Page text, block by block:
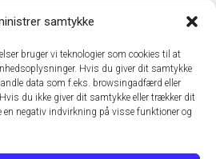
samtykke
bruger vi teknologier som cookies til at
Hvis du giver dit samtykke
data som f.eks. browsingadfærd eller
du ikke giver dit samtykke eller trækker dit
en negativ indvirkning på visse funktioner og
A/S
– 2600 Glostrup
+45 43 24 26 28
info@techmedia.dk